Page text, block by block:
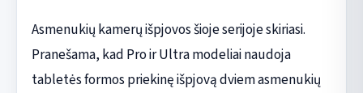
Asmenukių kamerų išpjovos šioje serijoje skiriasi.
Pranešama, kad Pro ir Ultra modeliai naudoja
tabletės formos priekinę išpjovą dviem asmenukių